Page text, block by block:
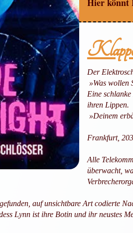
Hier könnt
Der
»Was wollen
Eine
ihren Lippen.
»Deinem
Frankfurt,
Alle
überwacht,
auf unsichtbare Art codierte
Lynn ist ihre Botin und ihr neustes